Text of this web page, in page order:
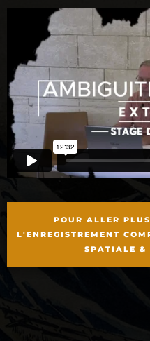
POUR ALLER
L'ENREGISTREMENT
SPATIALE &